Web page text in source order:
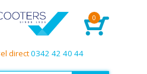
0
direct0342 42 40 44